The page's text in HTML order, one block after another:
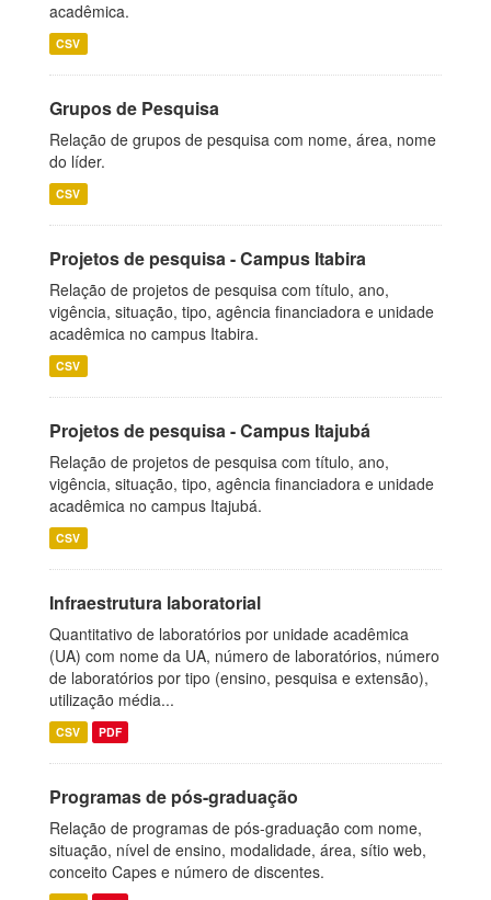
acadêmica.
CSV
Grupos de Pesquisa
Relação de grupos de pesquisa com nome, área, nome
do líder.
CSV
Projetos de pesquisa - Campus Itabira
Relação de projetos de pesquisa com título, ano,
vigência, situação, tipo, agência financiadora e unidade
acadêmica no campus Itabira.
CSV
Projetos de pesquisa - Campus Itajubá
Relação de projetos de pesquisa com título, ano,
vigência, situação, tipo, agência financiadora e unidade
acadêmica no campus Itajubá.
CSV
Infraestrutura laboratorial
Quantitativo de laboratórios por unidade acadêmica
(UA) com nome da UA, número de laboratórios, número
de laboratórios por tipo (ensino, pesquisa e extensão),
utilização média...
CSV PDF
Programas de pós-graduação
Relação de programas de pós-graduação com nome,
situação, nível de ensino, modalidade, área, sítio web,
conceito Capes e número de discentes.